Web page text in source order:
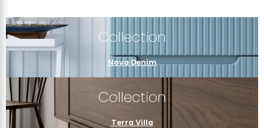
Collection
Nova Denim
Collection
Terra Villa